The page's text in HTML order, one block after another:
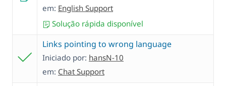
em: English Support
Solução rápida disponível
Links pointing to wrong language
Iniciado por: hansN-10
em: Chat Support